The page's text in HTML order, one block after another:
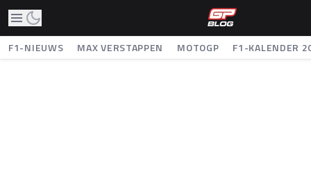
F1-NIEUWS MAX VERSTAPPEN MOTOGP F1-KALENDER